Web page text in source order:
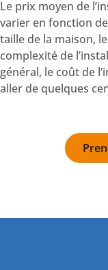
Le prix moyen de
varier en fonction
taille de la maison,
complexité de
général, le coût de
aller de quelques